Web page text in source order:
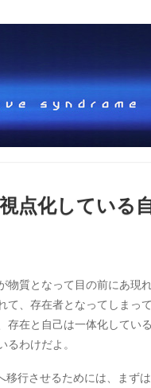
点化している
物質となって目の前にあ現
て、存在者となってしまっ
存在と自己は一体化してい
るわけだよ。
移行させるためには、まず